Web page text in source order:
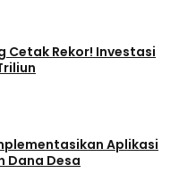
Cetak Rekor! Investasi
Aplikasi
Dana Desa